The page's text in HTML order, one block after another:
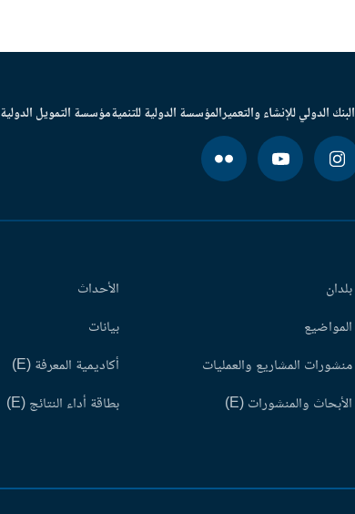
البنك الدولي للإنشاء والتعميرالمؤسسة الدولية للتنميةمؤسسة التمويل الدولية
بلدان
المواضيع
منشورات المشاريع والعمليات
الأبحاث والمنشورات (E)
الأحداث
بيانات
أكاديمية المعرفة (E)
بطاقة أداء النتائج (E)